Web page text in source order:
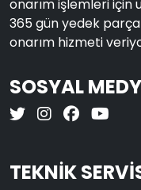
onarım işlemleri için
365 gün yedek
onarım hizmeti
SOSYAL
TEKNİK